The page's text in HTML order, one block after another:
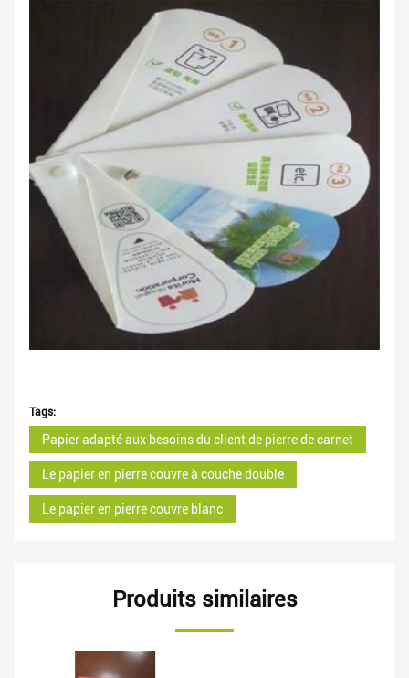
Tags:
Papier adapté aux besoins du client de pierre de carnet
Le papier en pierre couvre à couche double
Le papier en pierre couvre blanc
Produits similaires